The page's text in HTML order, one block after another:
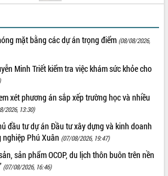
mặt bằng các dự án trọng điểm (08/08/2026,
Minh Triết kiểm tra việc khám sức khỏe cho
xét phương án sắp xếp trường học và nhiều
2026, 13:30)
đầu tư dự án Đầu tư xây dựng và kinh doanh
Phú Xuân (07/08/2026, 19:47)
sản phẩm OCOP, du lịch thôn buôn trên nền
(07/08/2026, 16:46)